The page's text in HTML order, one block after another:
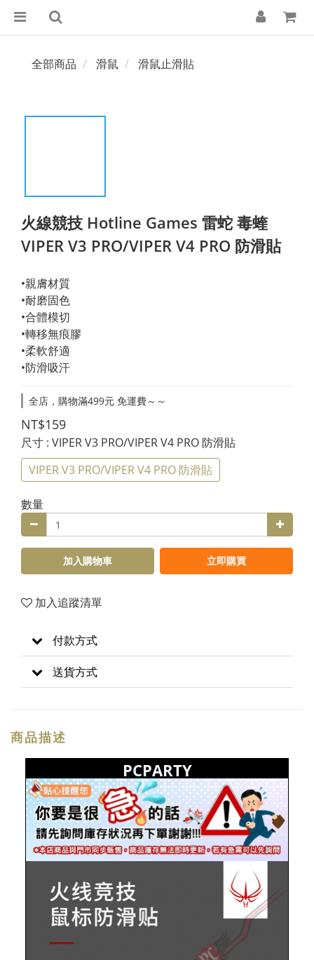
全部商品 滑鼠 滑鼠止滑貼
火線競技 Hotline Games 雷蛇 毒蝰
VIPER V3 PRO/VIPER V4 PRO 防滑貼
•親膚材質
•耐磨固色
•合體模切
•轉移無痕膠
•柔軟舒適
•防滑吸汗
全店，購物滿499元 免運費～～
NT$159
尺寸 : VIPER V3 PRO/VIPER V4 PRO 防滑貼
VIPER V3 PRO/VIPER V4 PRO 防滑貼
數量
加入購物車 立即購買
加入追蹤清單
付款方式
送貨方式
商品描述
PCPARTY